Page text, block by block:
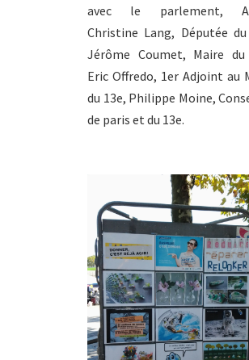
avec le parlement,
Christine Lang, Députée du
Jérôme Coumet, Maire du
Eric Offredo, 1er Adjoint au
du 13e, Philippe Moine,
de paris et du 13e.